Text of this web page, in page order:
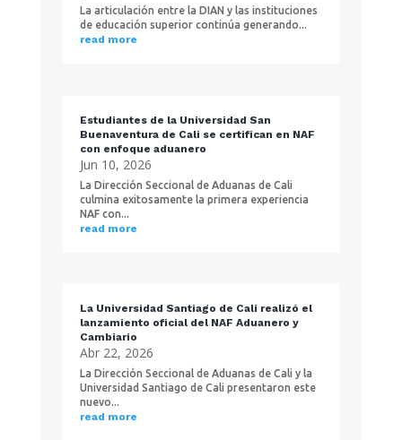
La articulación entre la DIAN y las instituciones
de educación superior continúa generando...
read more
Estudiantes de la Universidad San
Buenaventura de Cali se certifican en NAF
con enfoque aduanero
Jun 10, 2026
La Dirección Seccional de Aduanas de Cali
culmina exitosamente la primera experiencia
NAF con...
read more
La Universidad Santiago de Cali realizó el
lanzamiento oficial del NAF Aduanero y
Cambiario
Abr 22, 2026
La Dirección Seccional de Aduanas de Cali y la
Universidad Santiago de Cali presentaron este
nuevo...
read more